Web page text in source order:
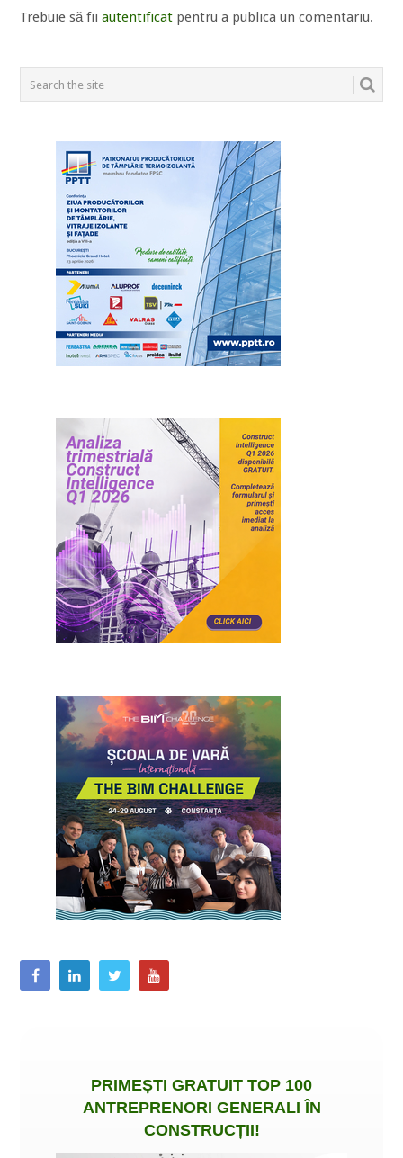
Trebuie să fiiautentificat pentru a publica un comentariu.
PRIMEȘTI GRATUIT TOP 100
ANTREPRENORI GENERALI ÎN
CONSTRUCȚII!